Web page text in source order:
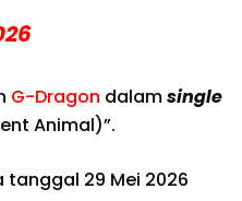
G-Dragon dalamsingle
Animal)”.
tanggal 29 Mei 2026